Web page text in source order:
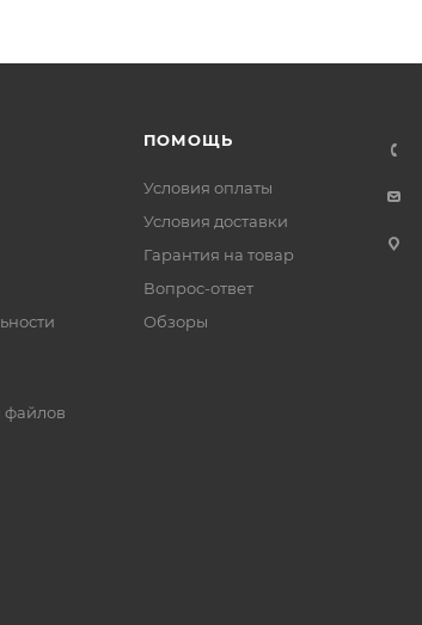
файлов
ПОМОЩЬ
Условия оплаты
Условия доставки
Гарантия на товар
Вопрос-ответ
Обзоры